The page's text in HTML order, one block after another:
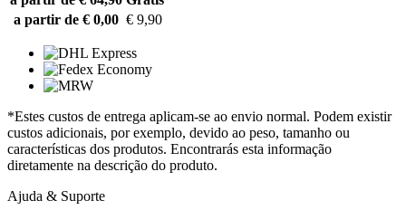
a partir de € 0,00 € 9,90
*Estes custos de entrega aplicam-se ao envio normal. Podem existir
custos adicionais, por exemplo, devido ao peso, tamanho ou
características dos produtos. Encontrarás esta informação
diretamente na descrição do produto.
Ajuda & Suporte